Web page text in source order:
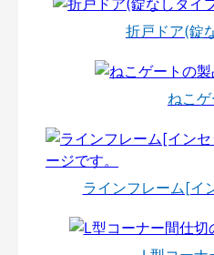
折戸ドア(錠
ねこゲ
ラインフレーム[イ